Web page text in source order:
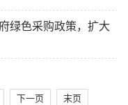
绿色采购政策，扩大
下一页 末页